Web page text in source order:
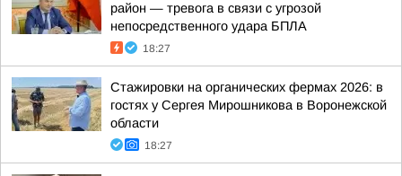
район — тревога в связи с угрозой
непосредственного удара БПЛА
18:27
Стажировки на органических фермах 2026: в
гостях у Сергея Мирошникова в Воронежской
области
18:27